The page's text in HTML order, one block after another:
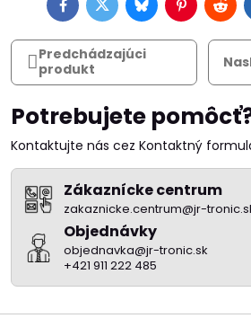
FacebookTwitterBlueskyPinterest
Predchádzajúci
produkt
Potrebujete
Kontaktujte nás cez Kontaktný
Zákaznícke centrum
zakaznicke.centrum@jr-
Objednávky
objednavka@jr-tronic.sk
+421 911 222 485